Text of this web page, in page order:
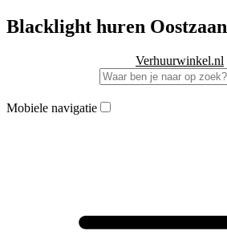
Blacklight huren Oostzaan
Verhuurwinkel.nl
Mobiele navigatie